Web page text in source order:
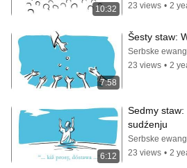
10:32
23 views • 2
7:58
Šesty staw:
Serbske
23 views • 2
6:12
Sedmy staw:
sudźenju
Serbske
23 views • 2